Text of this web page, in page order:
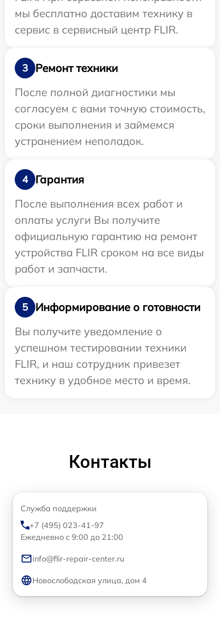
мы бесплатно доставим технику в
сервис в сервисный центр FLIR.
3
Ремонт техники
После полной диагностики мы
согласуем с вами точную стоимость,
сроки выполнения и займемся
устранением неполадок.
4
Гарантия
После выполнения всех работ и
оплаты услуги Вы получите
официальную гарантию на ремонт
устройства FLIR сроком на все виды
работ и запчасти.
5
Информирование о готовности
Вы получите уведомление о
успешном тестировании техники
FLIR, и наш сотрудник привезет
технику в удобное место и время.
Контакты
Служба поддержки
+7 (495) 023-41-97
Ежедневно с 9:00 до 21:00
info@flir-repair-center.ru
Новослободская улица, дом 4